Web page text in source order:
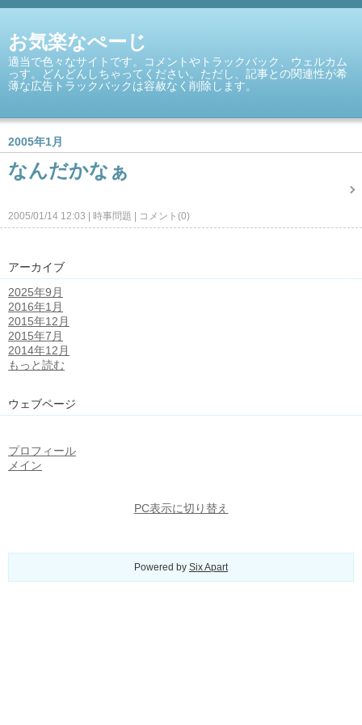
お気楽なぺーじ
適当で色々なサイトです。コメントやトラックバック、ウェルカム
っす。どんどんしちゃってください。ただし、記事との関連性が希
薄な広告トラックバックは容赦なく削除します。
2005年1月
なんだかなぁ
2005/01/14 12:03 時事問題 コメント(0)
アーカイブ
2025年9月
2016年1月
2015年12月
2015年7月
2014年12月
もっと読む
ウェブページ
プロフィール
メイン
PC表示に切り替え
Powered by Six Apart